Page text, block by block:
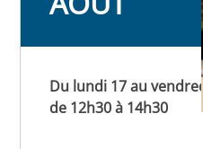
Du lundi 17 au
de 12h30 à 14h30